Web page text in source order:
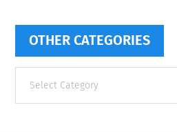
OTHER CATEGORIES
categories